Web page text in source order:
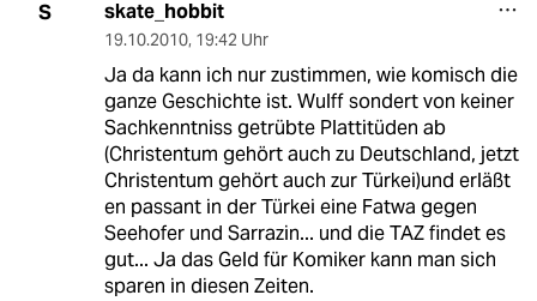
S skate_hobbit
19.10.2010, 19:42 Uhr
Ja da kann ich nur zustimmen, wie komisch die
ganze Geschichte ist. Wulff sondert von keiner
Sachkenntniss getrübte Plattitüden ab
(Christentum gehört auch zu Deutschland, jetzt
Christentum gehört auch zur Türkei)und erläßt
en passant in der Türkei eine Fatwa gegen
Seehofer und Sarrazin... und die TAZ findet es
gut... Ja das Geld für Komiker kann man sich
sparen in diesen Zeiten.